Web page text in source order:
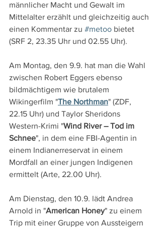
männlicher Macht und Gewalt im
Mittelalter erzählt und gleichzeitig auch
einen Kommentar zu #metoo bietet
(SRF 2, 23.35 Uhr und 02.55 Uhr).
Am Montag, den 9.9. hat man die Wahl
zwischen Robert Eggers ebenso
bildmächtigem wie brutalem
Wikingerfilm "The Northman" (ZDF,
22.15 Uhr) und Taylor Sheridons
Western-Krimi "Wind River – Tod im
Schnee", in dem eine FBI-Agentin in
einem Indianerreservat in einem
Mordfall an einer jungen Indigenen
ermittelt (Arte, 22.00 Uhr).
Am Dienstag, den 10.9. lädt Andrea
Arnold in "American Honey" zu einem
Trip mit einer Gruppe von Aussteigern